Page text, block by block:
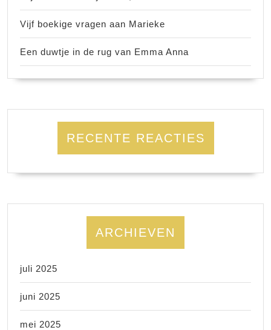
Vijf boekige vragen aan Marieke
Een duwtje in de rug van Emma Anna
RECENTE REACTIES
ARCHIEVEN
juli 2025
juni 2025
mei 2025